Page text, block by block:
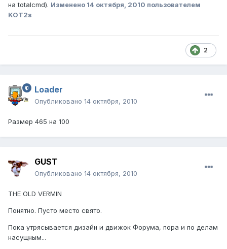
на totalcmd). Изменено 14 октября, 2010 пользователем
KOT2s
2
Loader
Опубликовано 14 октября, 2010
Размер 465 на 100
GUST
Опубликовано 14 октября, 2010
THE OLD VERMIN
Понятно. Пусто место свято.
Пока утрясывается дизайн и движок Форума, пора и по делам
насущным...